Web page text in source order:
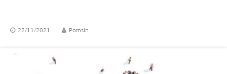
22/11/2021 Pornsin